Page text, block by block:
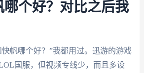
哪个好？对比之后我
帆哪个好？”我都用过。迅游的游戏
国服，但视频专线少，而且多设